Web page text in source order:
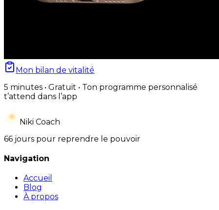
Mon bilan de vitalité
5 minutes • Gratuit • Ton programme personnalisé
t’attend dans l’app
Niki Coach
66 jours pour reprendre le pouvoir
Navigation
Accueil
Blog
À propos